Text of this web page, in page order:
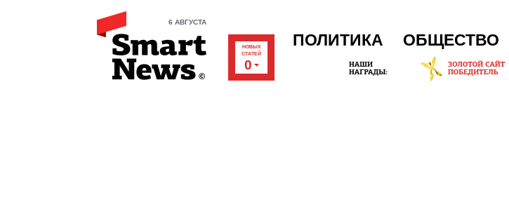
6 АВГУСТА
НОВЫХ
СТАТЕЙ
0
ПОЛИТИКА ОБЩЕСТВО